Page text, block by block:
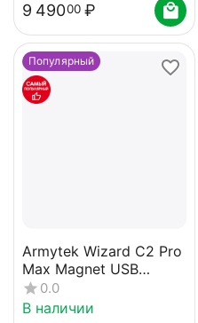
9 49000 ₽
Популярный
Armytek Wizard C2 Pro
Max Magnet USB
(теплый свет)
0.0
В наличии